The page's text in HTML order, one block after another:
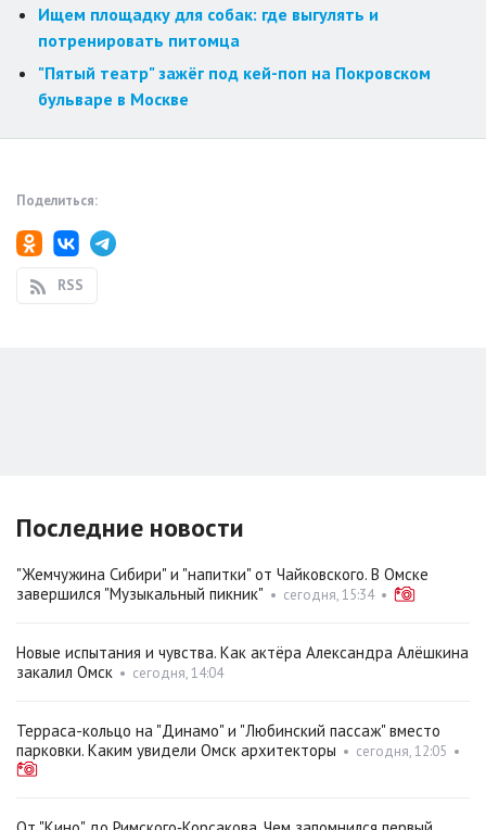
Ищем площадку для собак: где выгулять и
потренировать питомца
"Пятый театр" зажёг под кей-поп на Покровском
бульваре в Москве
Поделиться:
RSS
Последние новости
"Жемчужина Сибири" и "напитки" от Чайковского. В Омске
завершился "Музыкальный пикник" • сегодня, 15:34•
Новые испытания и чувства. Как актёра Александра Алёшкина
закалил Омск • сегодня, 14:04
Терраса-кольцо на "Динамо" и "Любинский пассаж" вместо
парковки. Каким увидели Омск архитекторы • сегодня, 12:05 •